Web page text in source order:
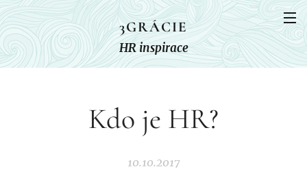
3GRÁCIE
HR inspirace
Kdo je HR?
10.10.2017